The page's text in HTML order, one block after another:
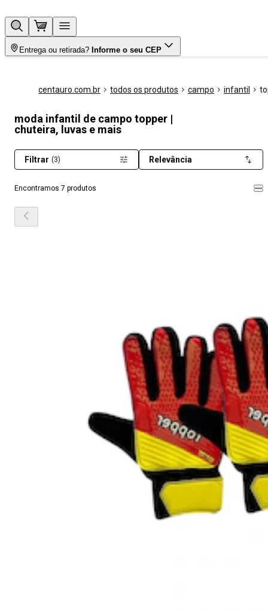
Entrega ou retirada? Informe o seu CEP
centauro.com.br todos os produtos campo infantil
moda infantil de campo topper |
chuteira, luvas e mais
Encontramos 7 produtos
Filtrar (3) Relevância